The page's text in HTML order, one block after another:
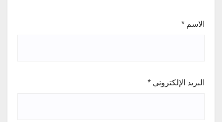
الاسم *
البريد الإلكتروني *